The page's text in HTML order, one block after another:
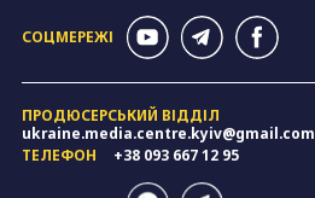
СОЦМЕРЕЖІ
ПРОДЮСЕРСЬКИЙ ВІДДІЛ
ukraine.media.centre.kyiv@gmail.com
ТЕЛЕФОН
+38 093 667 12 95